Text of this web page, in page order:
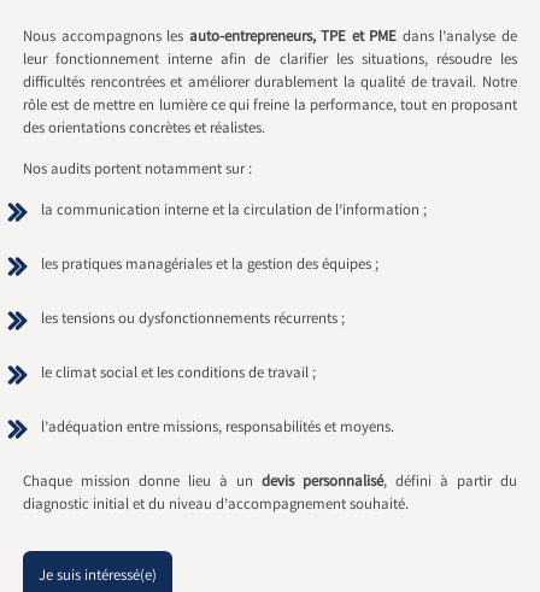
Nous accompagnons les auto-entrepreneurs, TPE et PME dans l’analyse de
leur fonctionnement interne afin de clarifier les situations, résoudre les
difficultés rencontrées et améliorer durablement la qualité de travail. Notre
rôle est de mettre en lumière ce qui freine la performance, tout en proposant
des orientations concrètes et réalistes.
Nos audits portent notamment sur :
la communication interne et la circulation de l’information ;
les pratiques managériales et la gestion des équipes ;
les tensions ou dysfonctionnements récurrents ;
le climat social et les conditions de travail ;
l’adéquation entre missions, responsabilités et moyens.
Chaque mission donne lieu à un devis personnalisé, défini à partir du
diagnostic initial et du niveau d’accompagnement souhaité.
Je suis intéressé(e)